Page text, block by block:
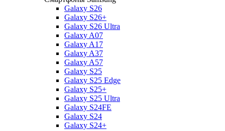
Galaxy S26
Galaxy S26+
Galaxy S26 Ultra
Galaxy A07
Galaxy A17
Galaxy A37
Galaxy A57
Galaxy S25
Galaxy S25 Edge
Galaxy S25+
Galaxy S25 Ultra
Galaxy S24FE
Galaxy S24
Galaxy S24+